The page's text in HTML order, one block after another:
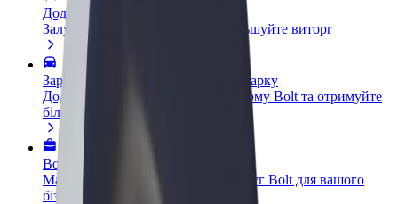
Додати ресторан чи крамницю
Залучайте більше клієнтів та збільшуйте виторг
Зареєструватися як власник автопарку
Додайте Ваш автопарк на платформу Bolt та отримуйте
більше доходів
Bolt for Business
Масштабування продуктів та послуг Bolt для вашого
бізнесу